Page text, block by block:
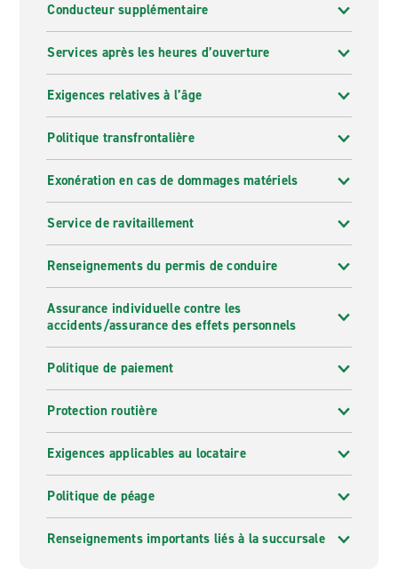
Conducteur supplémentaire
Services après les heures d’ouverture
Exigences relatives à l’âge
Politique transfrontalière
Exonération en cas de dommages matériels
Service de ravitaillement
Renseignements du permis de conduire
Assurance individuelle contre les
accidents/assurance des effets personnels
Politique de paiement
Protection routière
Exigences applicables au locataire
Politique de péage
Renseignements importants liés à la succursale